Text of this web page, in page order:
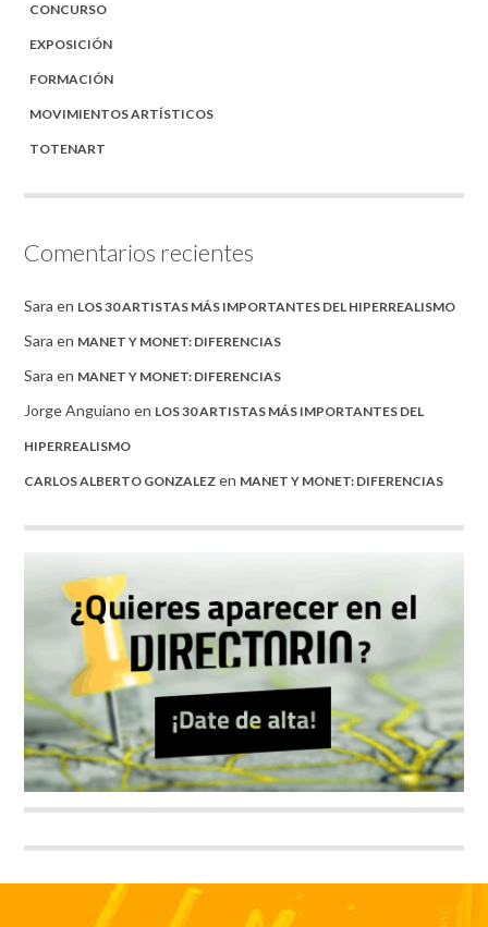
CONCURSO
EXPOSICIÓN
FORMACIÓN
MOVIMIENTOS ARTÍSTICOS
TOTENART
Comentarios recientes
Sara en LOS 30 ARTISTAS MÁS IMPORTANTES DEL HIPERREALISMO
Sara en MANET Y MONET: DIFERENCIAS
Sara en MANET Y MONET: DIFERENCIAS
Jorge Anguiano en LOS 30 ARTISTAS MÁS IMPORTANTES DEL
HIPERREALISMO
CARLOS ALBERTO GONZALEZ en MANET Y MONET: DIFERENCIAS